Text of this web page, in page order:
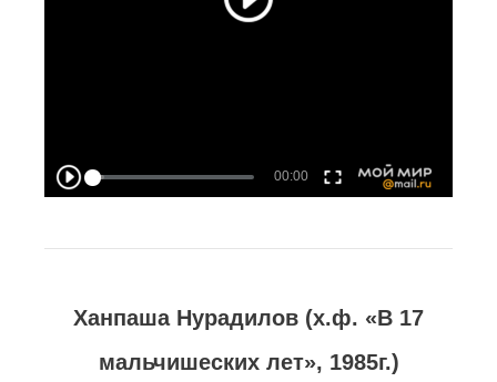
Ханпаша Нурадилов (х.ф. «В 17
мальчишеских лет», 1985г.)